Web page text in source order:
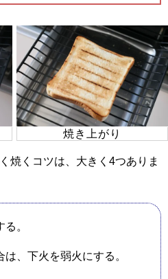
焼き上がり
焼くコツは、大きく4つありま
。
、下火を弱火にする。